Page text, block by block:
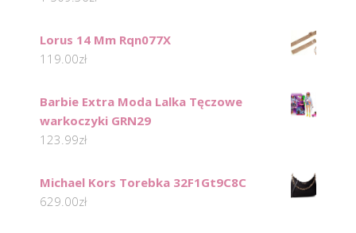
Lorus 14 Mm Rqn077X
119.00zł
Barbie Extra Moda Lalka Tęczowe
warkoczyki GRN29
123.99zł
Michael Kors Torebka 32F1Gt9C8C
629.00zł